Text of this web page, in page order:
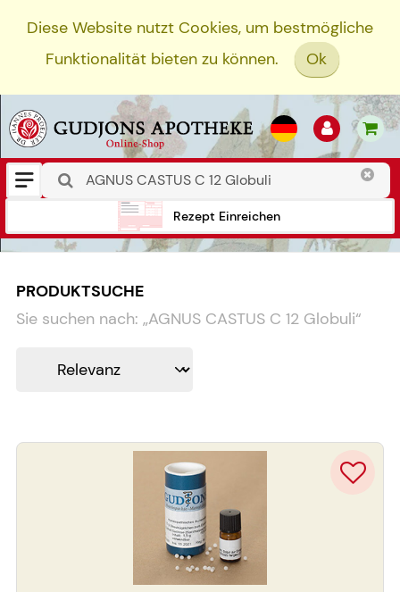
Diese Website nutzt Cookies, um bestmögliche
Funktionalität bieten zu können.
Ok
Rezept Einreichen
PRODUKTSUCHE
Sie suchen nach: „AGNUS CASTUS C 12 Globuli“